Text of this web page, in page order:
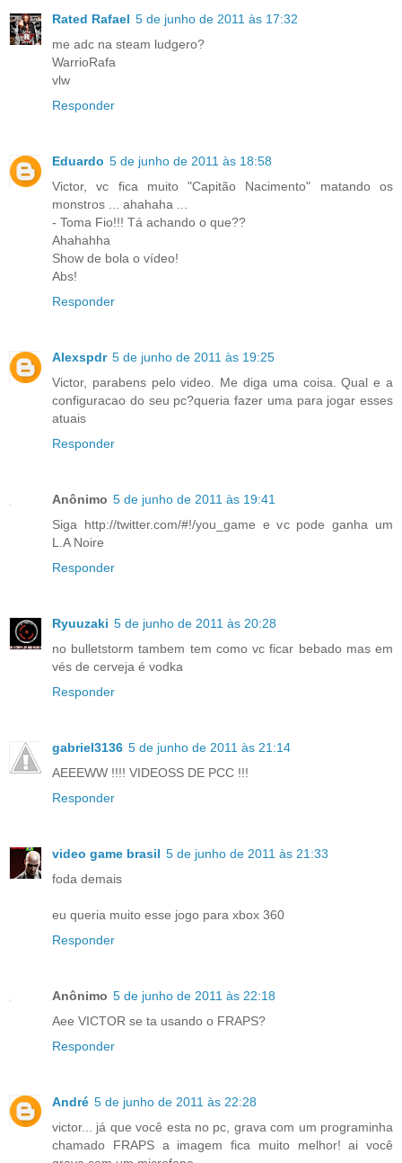
Rated Rafael 5 de junho de 2011 às 17:32
me adc na steam ludgero?
WarrioRafa
vlw
Responder
Eduardo 5 de junho de 2011 às 18:58
Victor, vc fica muito "Capitão Nacimento" matando os
monstros ... ahahaha ...
- Toma Fio!!! Tá achando o que??
Ahahahha
Show de bola o vídeo!
Abs!
Responder
Alexspdr 5 de junho de 2011 às 19:25
Victor, parabens pelo video. Me diga uma coisa. Qual e a
configuracao do seu pc?queria fazer uma para jogar esses
atuais
Responder
Anônimo 5 de junho de 2011 às 19:41
Siga http://twitter.com/#!/you_game e vc pode ganha um
L.A Noire
Responder
Ryuuzaki 5 de junho de 2011 às 20:28
no bulletstorm tambem tem como vc ficar bebado mas em
vés de cerveja é vodka
Responder
gabriel3136 5 de junho de 2011 às 21:14
AEEEWW !!!! VIDEOSS DE PCC !!!
Responder
video game brasil 5 de junho de 2011 às 21:33
foda demais
eu queria muito esse jogo para xbox 360
Responder
Anônimo 5 de junho de 2011 às 22:18
Aee VICTOR se ta usando o FRAPS?
Responder
André 5 de junho de 2011 às 22:28
victor... já que você esta no pc, grava com um programinha
chamado FRAPS a imagem fica muito melhor! ai você